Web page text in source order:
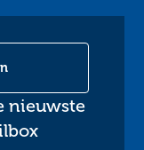
nieuwste